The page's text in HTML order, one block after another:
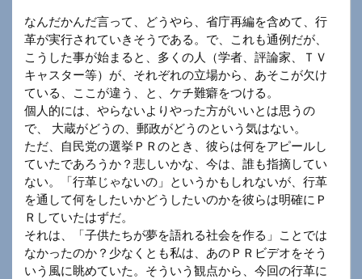
なんだかんだ言って、どうやら、省庁再編を含めて、行
革が実行されていきそうである。で、これも通例だが、
こうした事が始まると、多くの人（学者、評論家、ＴＶ
キャスター等）が、それぞれの立場から、あそこが欠け
ている、ここが違う、と、ケチ難癖をつける。
個人的には、やらないよりやった方がいいとは思うの
で、 大蔵がどうの、郵政がどうのという気はない。
ただ、自民党の選挙ＰＲのとき、彼らは何をアピールし
ていたであろうか？悲しいかな、今は、誰も指摘してい
ない。「行革じゃないの」というかもしれないが、行革
を通して何をしたいかどうしたいのかを彼らは明確にＰ
Ｒしていたはずだ。
それは、「子供たちが夢を語れる社会を作る」ことでは
なかったのか？少なくとも私は、あのＰＲビデオをそう
いう風に眺めていた。そういう観点から、今回の行革に